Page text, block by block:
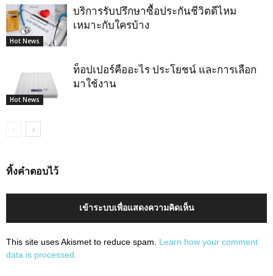
Hot News
บริการรับปรึกษาซื้อประกันชีวิตดีไหม
เหมาะกับใครบ้าง
Hot News
ท็อปเปอร์คืออะไร ประโยชน์ และการเลือก
มาใช้งาน
ทิ้งคำตอบไว้
เข้าระบบเพื่อแสดงความคิดเห็น
This site uses Akismet to reduce spam. Learn how your comment
data is processed.